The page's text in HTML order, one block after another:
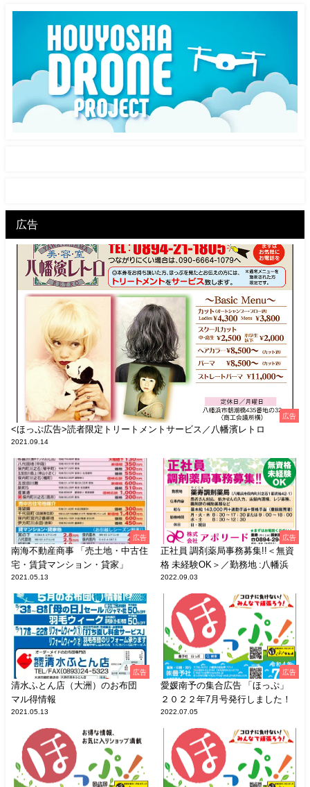
広告
広告
<ほっぷ広告>読者限定トリートメントサービス／八幡濱レトロ
2021.09.14
広告
南海不動産商事 「売土地・中古住
宅・賃貸マンション・貸家」
2021.05.13
広告
正社員 調剤薬局事務募集!!＜無資
格 未経験OK＞／勤務地 :八幡浜
2022.09.03
広告
清水ふとん店（大洲）のお布団
マル得情報
2021.05.13
広告
愛媛南予の集合広告 「ほっぷ」
２０２２年7月号発行しました！
2022.07.05